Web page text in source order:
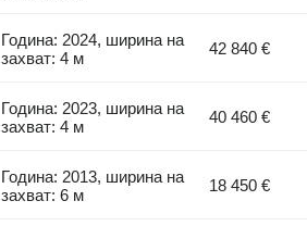
Година: 2024, ширина на
захват: 4 м
42 840 €
Година: 2023, ширина на
захват: 4 м
40 460 €
Година: 2013, ширина на
захват: 6 м
18 450 €